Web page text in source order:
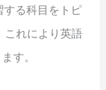
する科目をトピ
これにより英語
す。